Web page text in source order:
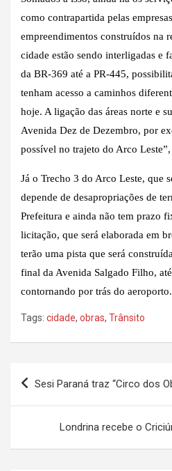
como contrapartida pelas
empreendimentos construídos na
cidade estão sendo interligadas e
da BR-369 até a PR-445,
tenham acesso a caminhos
hoje. A ligação das áreas norte e
Avenida Dez de Dezembro, por
possível no trajeto do Arco
Já o Trecho 3 do Arco Leste, que
depende de desapropriações de
Prefeitura e ainda não tem prazo
licitação, que será elaborada em
terão uma pista que será
final da Avenida Salgado Filho,
contornando por trás do
Tags: cidade, obras, Trânsito
Sesi Paraná traz “Circo dos
Londrina recebe o